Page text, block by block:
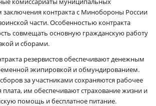
заключения контракта с Минобороны России
части. Особенностью контракта
совмещать основную гражданскую работу
и сборами.
резервистов обеспечивают денежным
экипировкой и обмундированием.
за участниками сохраняются рабочее
плата, им обеспечивают страхование жизни и
помощь и бесплатное питание.